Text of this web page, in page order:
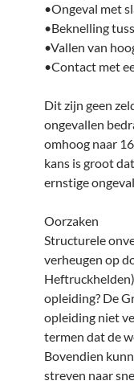
•Ongeval met
•Beknelling
•Vallen van
•Contact met
Dit zijn geen
ongevallen
omhoog naar
kans is groot
ernstige
Oorzaken
Structurele
verheugen op
opleiding? De
opleiding niet
termen dat de
Bovendien
streven naar